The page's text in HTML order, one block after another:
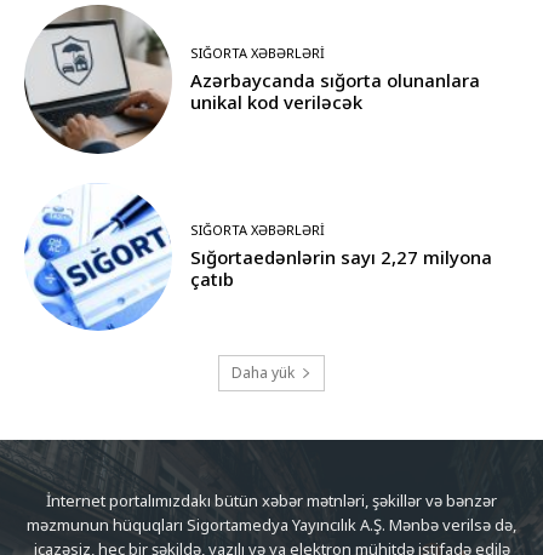
SIĞORTA XƏBƏRLƏRI
Azərbaycanda sığorta olunanlara
unikal kod veriləcək
SIĞORTA XƏBƏRLƏRI
Sığortaedənlərin sayı 2,27 milyona
çatıb
Daha yük
İnternet portalımızdakı bütün xəbər mətnləri, şəkillər və bənzər
məzmunun hüquqları Sigortamedya Yayıncılık A.Ş. Mənbə verilsə də,
icazəsiz, heç bir şəkildə, yazılı və ya elektron mühitdə istifadə edilə